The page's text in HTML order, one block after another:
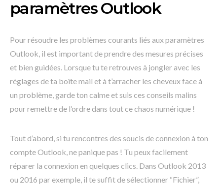
paramètres Outlook
Pour résoudre les problèmes courants liés aux paramètres
Outlook, il est important de prendre des mesures précises
et bien guidées. Lorsque tu te retrouves à jongler avec les
réglages de ta boîte mail et à t’arracher les cheveux face à
un problème, garde ton calme et suis ces conseils malins
pour remettre de l’ordre dans tout ce chaos numérique !
Tout d’abord, si tu rencontres des soucis de connexion à ton
compte Outlook, ne panique pas ! Tu peux facilement
réparer la connexion en quelques clics. Dans Outlook 2013
ou 2016 par exemple, il te suffit de sélectionner “Fichier”,